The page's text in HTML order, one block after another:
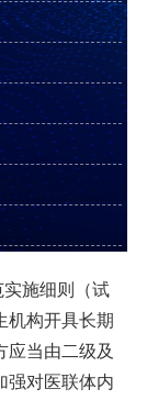
施细则（试
机构开具长期
应当由二级及
强对医联体内